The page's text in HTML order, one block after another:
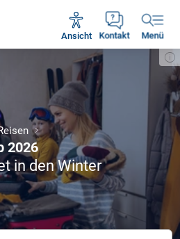
Kontakt
Ansicht Menü
09:00 - 18:30 Uhr
2026
in den Winter